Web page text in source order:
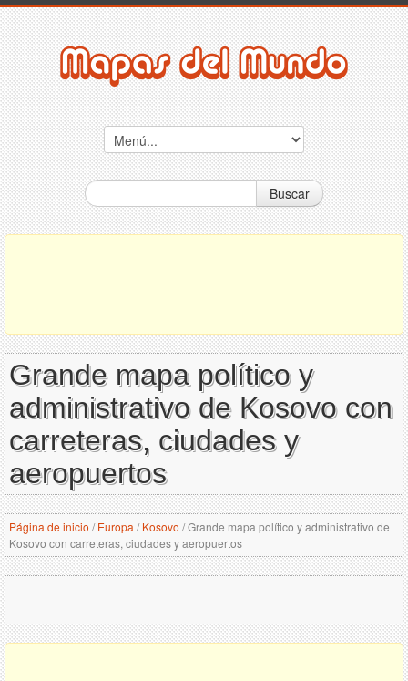
Buscar
Grande mapa político y
administrativo de Kosovo con
carreteras, ciudades y
aeropuertos
Página de inicio / Europa / Kosovo /Grande mapa político y administrativo de
Kosovo con carreteras, ciudades y aeropuertos